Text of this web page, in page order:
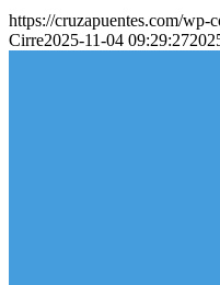
https://cruzapuentes.com/
Cirre2025-11-04 09:29:27